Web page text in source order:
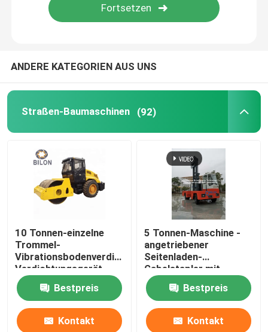
Hygiene-Transport-LKW
Beweglicher Lichtmast
Schnee-Kehrmaschine-Maschinen
Tiefbaumaschinen
Wechselstrom-Gleichstrom-Elektromotor
ANDERE KATEGORIEN AUS UNS
Straßen-Baumaschinen (92)
10 Tonnen-einzelne
Trommel-
Vibrationsbodenverdichter,
Verdichtungsgerät
ChinaRoad-
Baumaschinen
Bestpreis
Kontakt
5 Tonnen-Maschine -
angetriebener
Seitenladen-
Gabelstapler mit
Maschine 85KW ISUZU
Bestpreis
Kontakt